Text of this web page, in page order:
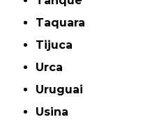
Taquara
Tijuca
Urca
Uruguai
Usina